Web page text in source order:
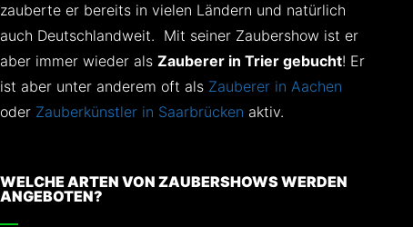
zauberte er bereits in vielen Ländern und natürlich
auch Deutschlandweit. Mit seiner Zaubershow ist er
aber immer wieder als Zauberer in Trier gebucht! Er
ist aber unter anderem oft als Zauberer in Aachen
oder Zauberkünstler in Saarbrücken aktiv.
WELCHE ARTEN VON ZAUBERSHOWS WERDEN
ANGEBOTEN?